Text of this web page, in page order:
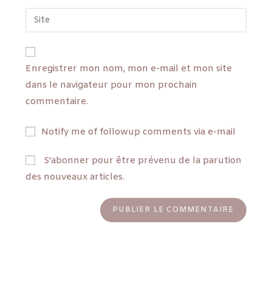
Enregistrer mon nom, mon e-mail et mon site
dans le navigateur pour mon prochain
commentaire.
Notify me of followup comments via e-mail
S'abonner pour être prévenu de la parution
des nouveaux articles.